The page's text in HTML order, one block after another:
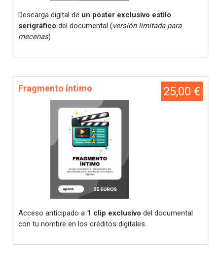
Descarga digital de un póster exclusivo estilo
serigráfico del documental (versión limitada para
mecenas)
25,00 €
Fragmento íntimo
Acceso anticipado a 1 clip exclusivo del documental
con tu nombre en los créditos digitales.